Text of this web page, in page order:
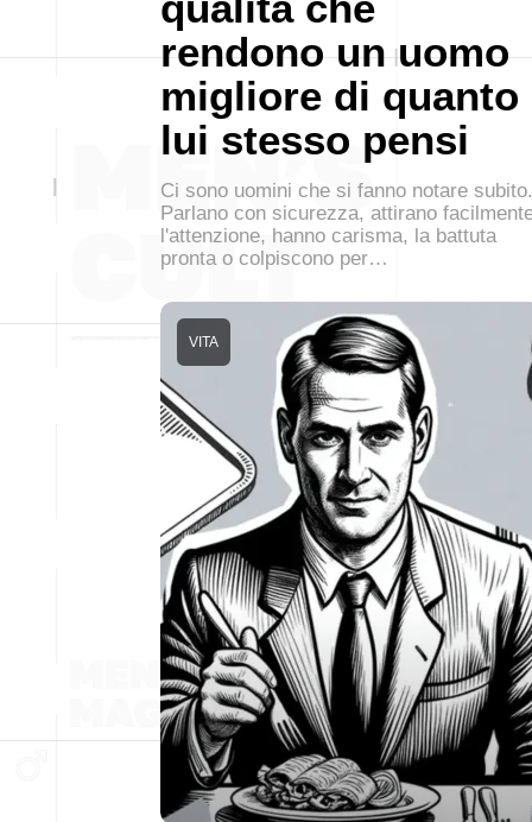
rendono un uomo
migliore di quanto
lui stesso pensi
Ci sono uomini che si fanno notare subito.
Parlano con sicurezza, attirano
l'attenzione, hanno carisma, la battuta
pronta o colpiscono per…
VITA